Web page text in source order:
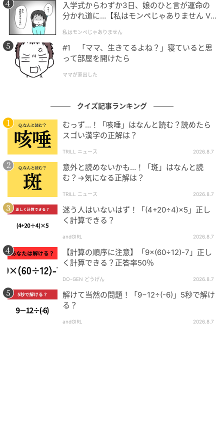
連立方程式として解かなくても、
気づいたら一瞬で解けるよ！
入学式からわずか3日、娘のひと言が運命の
分かれ道に…【私はモンペじゃありません Vo
私はモンペじゃありません
#1 「ママ、生きてるよね？」寝ていると思
って部屋を開けたら
ママが家出した
クイズ記事ランキング
むっず…！「咳唾」はなんと読む？読めたら
スゴい漢字の正解は？
TRILL ニュース 2026.8.7
意外と読めないかも…！「斑」はなんと読
む？→気になる正解は？
TRILL ニュース 2026.8.7
迷う人はいないはず！「(4+20÷4)×5」正し
く計算できる？
andGIRL 2026.8.7
【計算の順序に注意】「9×(60÷12)-7」正し
く計算できる？正答率50％
DO-GEN どうげん 2026.8.7
解けて当然の問題！「9−12÷(-6)」5秒で解け
る？
andGIRL 2026.8.7